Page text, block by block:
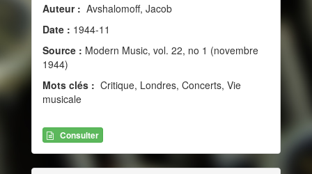
Auteur : Avshalomoff, Jacob
Date : 1944-11
Source : Modern Music, vol. 22, no 1 (novembre
1944)
Mots clés : Critique, Londres, Concerts, Vie
musicale
Consulter